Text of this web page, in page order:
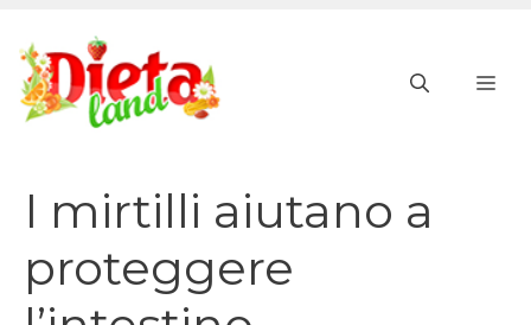
contenuto
I mirtilli aiutano a
proteggere